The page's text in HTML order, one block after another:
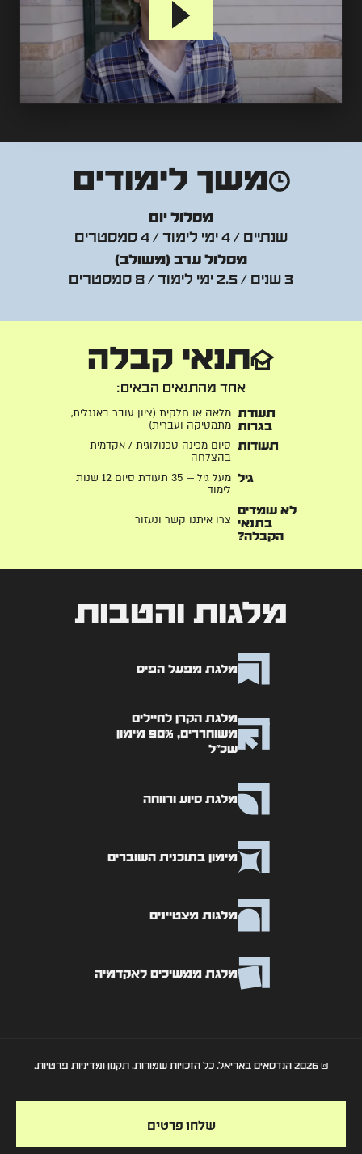
משך לימודים
מסלול יום
שנתיים / 4 ימי לימוד / 4 סמסטרים
מסלול ערב (משולב)
3 שנים / 2.5 ימי לימוד / 8 סמסטרים
תנאי קבלה
אחד מהתנאים הבאים:
תעודת
בגרות
מלאה או חלקית (ציון עובר באנגלית,
מתמטיקה ועברית)
תעודות סיום מכינה טכנולוגית / אקדמית
בהצלחה
גיל
מעל גיל — 35 תעודת סיום 12 שנות
לימוד
לא עומדים
בתנאי
הקבלה?
צרו איתנו קשר ונעזור
מלגות והטבות
מלגת מפעל הפיס
מלגת הקרן לחיילים
משוחררים, 90% מימון
שכ"ל
מלגת סיוע ורווחה
מימון בתוכנית השוברים
מלגות מצטיינים
מלגת ממשיכים לאקדמיה
© 2026 הנדסאים באריאל. כל הזכויות שמורות. תקנון ומדיניות פרטיות.
שלחו פרטים